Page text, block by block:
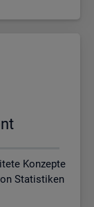
Konzepte
Statistiken